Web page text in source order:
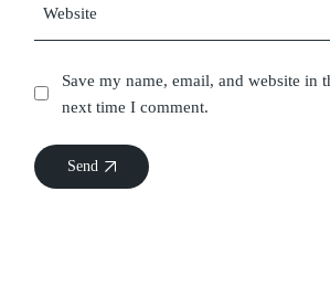
Save my name, email, and website in
next time I comment.
Send